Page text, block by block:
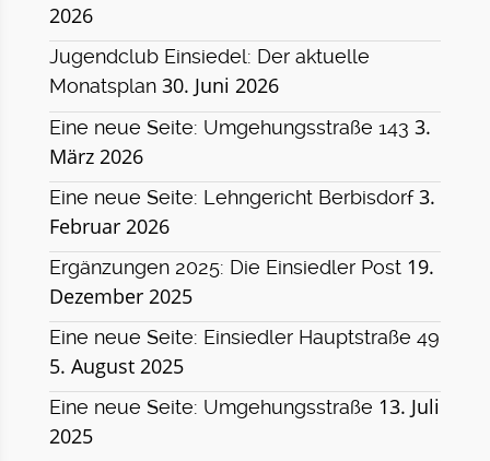
2026
Jugendclub Einsiedel: Der aktuelle
Monatsplan 30. Juni 2026
Eine neue Seite: Umgehungsstraße 143 3.
März 2026
Eine neue Seite: Lehngericht Berbisdorf 3.
Februar 2026
Ergänzungen 2025: Die Einsiedler Post 19.
Dezember 2025
Eine neue Seite: Einsiedler Hauptstraße 49
5. August 2025
Eine neue Seite: Umgehungsstraße 13. Juli
2025